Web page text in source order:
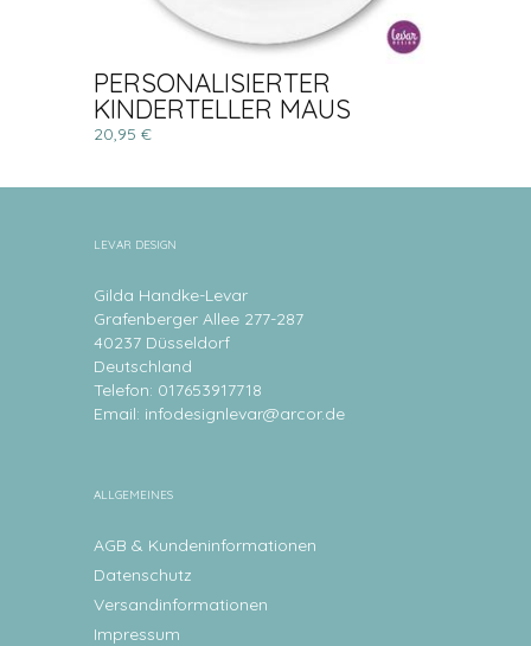
PERSONALISIERTER
KINDERTELLER MAUS
20,95 €
LEVAR DESIGN
Gilda Handke-Levar
Grafenberger Allee 277-287
40237 Düsseldorf
Deutschland
Telefon: 017653917718
Email: infodesignlevar@arcor.de
ALLGEMEINES
AGB & Kundeninformationen
Datenschutz
Versandinformationen
Impressum